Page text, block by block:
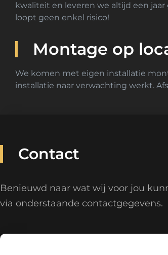
kwaliteit en leveren we altijd een
loopt geen enkel risico!
Montage op
We komen met eigen installatie
installatie naar verwachting werkt.
Contact
Benieuwd naar wat wij voor jou
via onderstaande contactgegevens.